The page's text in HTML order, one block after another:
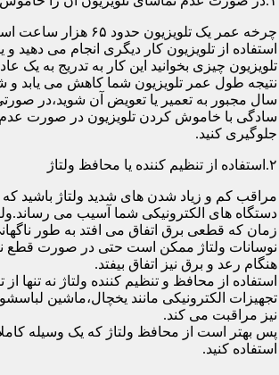
چرخه عمر یک تلویزیون حدود
استفاده از تلویزیون کار دیگری انجام می دهید
تلویزیون چیزی بخوانید این کار به تدریج به یک
سال مجبور به تعمیر یا تعویض آن شوید،در
سادگی با خاموش کردن تلویزیون در صورت عدم
جلوگیری کنید.
۲.استفاده از تنظیم کننده یا محافظ ولتاژ
مراقب کم و زیاد شدن های شدید ولتاژ باشید که
دستگاه های الکترونیکی شما آسیب می
زمان که قطعی برق اتفاق می افتد به طور
نوسانات ولتاژ ممکن است حتی در صورت قطع
هنگام رعد و برق نیز اتفاق بیفتد.
استفاده از محافظ و تنظیم کننده ولتاژ نه تنها از
تجهیزات الکترونیکی مانند یخچال،ماشین
نیز مراقبت می کند.
پس بهتر است از محافظ ولتاژ که یک وسیله
استفاده کنید.